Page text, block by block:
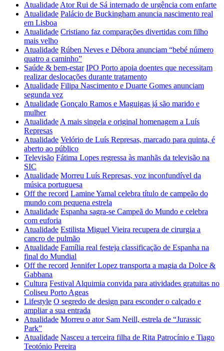
Atualidade Ator Rui de Sá internado de urgência com enfarte
Atualidade Palácio de Buckingham anuncia nascimento real
em Lisboa
Atualidade Cristiano faz comparações divertidas com filho
mais velho
Atualidade Rúben Neves e Débora anunciam “bebé número
quatro a caminho”
Saúde & bem-estar IPO Porto apoia doentes que necessitam
realizar deslocações durante tratamento
Atualidade Filipa Nascimento e Duarte Gomes anunciam
segunda vez
Atualidade Gonçalo Ramos e Maguigas já são marido e
mulher
Atualidade A mais singela e original homenagem a Luís
Represas
Atualidade Velório de Luís Represas, marcado para quinta, é
aberto ao público
Televisão Fátima Lopes regressa às manhãs da televisão na
SIC
Atualidade Morreu Luís Represas, voz inconfundível da
música portuguesa
Off the record Lamine Yamal celebra título de campeão do
mundo com pequena estrela
Atualidade Espanha sagra-se Campeã do Mundo e celebra
com euforia
Atualidade Estilista Miguel Vieira recupera de cirurgia a
cancro de pulmão
Atualidade Família real festeja classificação de Espanha na
final do Mundial
Off the record Jennifer Lopez transporta a magia da Dolce &
Gabbana
Cultura Festival Alquimia convida para atividades gratuitas no
Coliseu Porto Ageas
Lifestyle O segredo de design para esconder o calçado e
ampliar a sua entrada
Atualidade Morreu o ator Sam Neill, estrela de “Jurassic
Park”
Atualidade Nasceu a terceira filha de Rita Patrocínio e Tiago
Teotónio Pereira